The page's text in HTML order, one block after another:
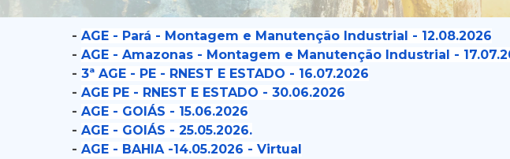
-AGE - Pará - Montagem e Manutenção Industrial - 12.08.2026
-AGE - Amazonas - Montagem e Manutenção Industrial -
-3ª AGE - PE - RNEST E ESTADO - 16.07.2026
-AGE PE - RNEST E ESTADO - 30.06.2026
-AGE - GOIÁS - 15.06.2026
-AGE - GOIÁS - 25.05.2026.
-AGE - BAHIA -14.05.2026 - Virtual